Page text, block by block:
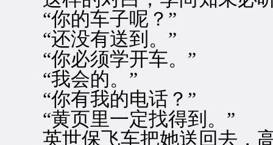
“你的车子呢？”
“还没有送到。”
“你必须学开车。”
“我会的。”
“你有我的电话？”
“黄页里一定找得到。”
英世保飞车把她送回去，高